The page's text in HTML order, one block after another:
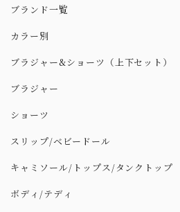
ブランド一覧
カラー別
ブラジャー&ショーツ（上下セット）
ブラジャー
ショーツ
スリップ/ベビードール
キャミソール/トップス/タンクトップ
ボディ/テディ